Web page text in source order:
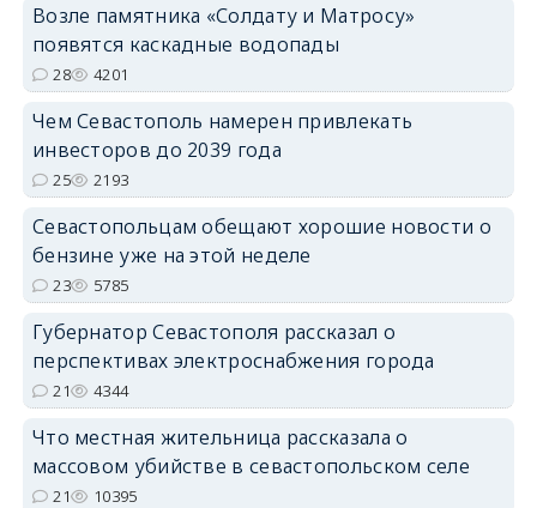
Возле памятника «Солдату и Матросу»
появятся каскадные водопады
28 4201
Чем Севастополь намерен привлекать
инвесторов до 2039 года
25 2193
Севастопольцам обещают хорошие новости о
бензине уже на этой неделе
23 5785
Губернатор Севастополя рассказал о
перспективах электроснабжения города
21 4344
Что местная жительница рассказала о
массовом убийстве в севастопольском селе
21 10395